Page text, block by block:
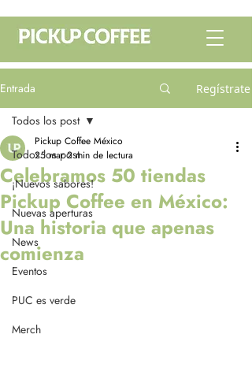
Entrada Regístrate
Todos los post
¡Nuevos sabores!
Nuevas aperturas
News
Eventos
PUC es verde
Merch
Todos los post
Celebramos 50 tiendas
Pickup Coffee en México:
Una historia que apenas
comienza
Pickup Coffee México
25 mar 2 min de lectura